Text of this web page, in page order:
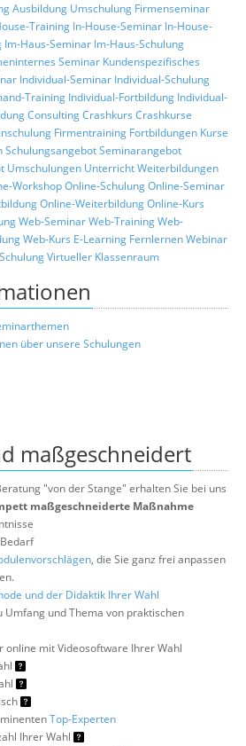
Ausbildung Umschulung Firmenseminar
Training In-House-Seminar In-House-
Im-Haus-Seminar Im-Haus-Schulung
Seminar Kundenspezifisches
Individual-Seminar Individual-Schulung
Training Individual-Fortbildung Individual-
ConsultingCrashkurs Crashkurse
Firmentraining Fortbildungen Kurse
SchulungsangebotSeminarangebot
Umschulungen UnterrichtWeiterbildungen
WorkshopOnline-SchulungOnline-Seminar
Online-WeiterbildungOnline-Kurs
Web-SeminarWeb-TrainingWeb-
Web-Kurs E-Learning FernlernenWebinar
Virtueller Klassenraum
über unsere Schulungen
maßgeschneidert
"von der Stange" erhalten Sie bei uns
maßgeschneiderte Maßnahme
, die Sie ganz frei anpassen
und der Didaktik Ihrer Wahl
Umfang und Thema von praktischen
online mit Videosoftware Ihrer Wahl
Top-Experten
Ihrer Wahl